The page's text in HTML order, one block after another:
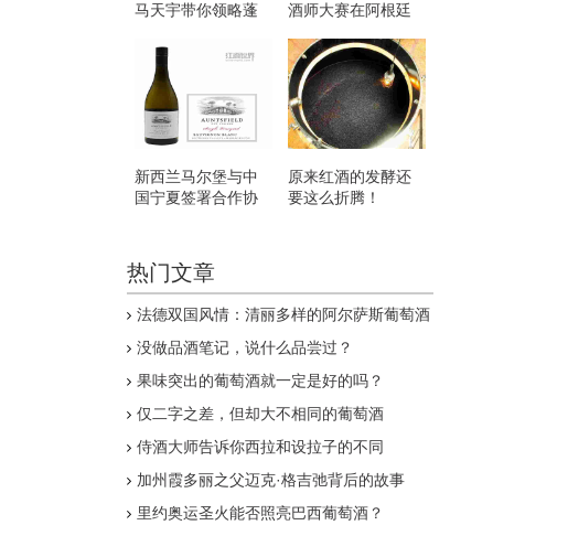
马天宇带你领略蓬
酒师大赛在阿根廷
新西兰马尔堡与中
国宁夏签署合作协
原来红酒的发酵还
要这么折腾！
热门文章
法德双国风情：清丽多样的阿尔萨斯葡萄酒
没做品酒笔记，说什么品尝过？
果味突出的葡萄酒就一定是好的吗？
仅二字之差，但却大不相同的葡萄酒
侍酒大师告诉你西拉和设拉子的不同
加州霞多丽之父迈克·格吉弛背后的故事
里约奥运圣火能否照亮巴西葡萄酒？